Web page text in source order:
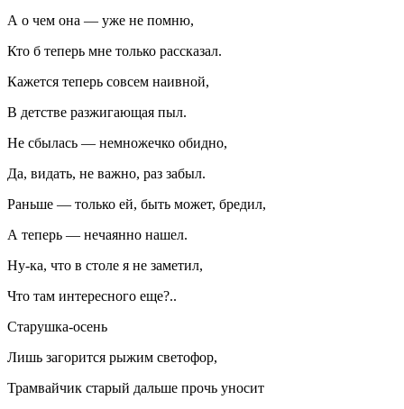
А о чем она — уже не помню,
Кто б теперь мне только рассказал.
Кажется теперь совсем наивной,
В детстве разжигающая пыл.
Не сбылась — немножечко обидно,
Да, видать, не важно, раз забыл.
Раньше — только ей, быть может, бредил,
А теперь — нечаянно нашел.
Ну-ка, что в столе я не заметил,
Что там интересного еще?..
Старушка-осень
Лишь загорится рыжим светофор,
Трамвайчик старый дальше прочь уносит